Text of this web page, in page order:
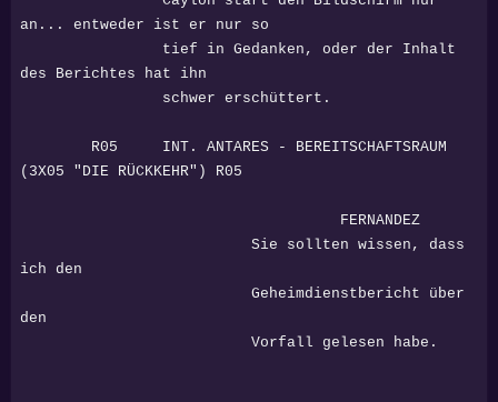
an... entweder ist er nur so
tief in Gedanken, oder der Inhalt
des Berichtes hat ihn
schwer erschüttert.
R05 INT. ANTARES - BEREITSCHAFTSRAUM
(3X05 "DIE RÜCKKEHR") R05
FERNANDEZ
Sie sollten wissen, dass
ich den
Geheimdienstbericht über
den
Vorfall gelesen habe.